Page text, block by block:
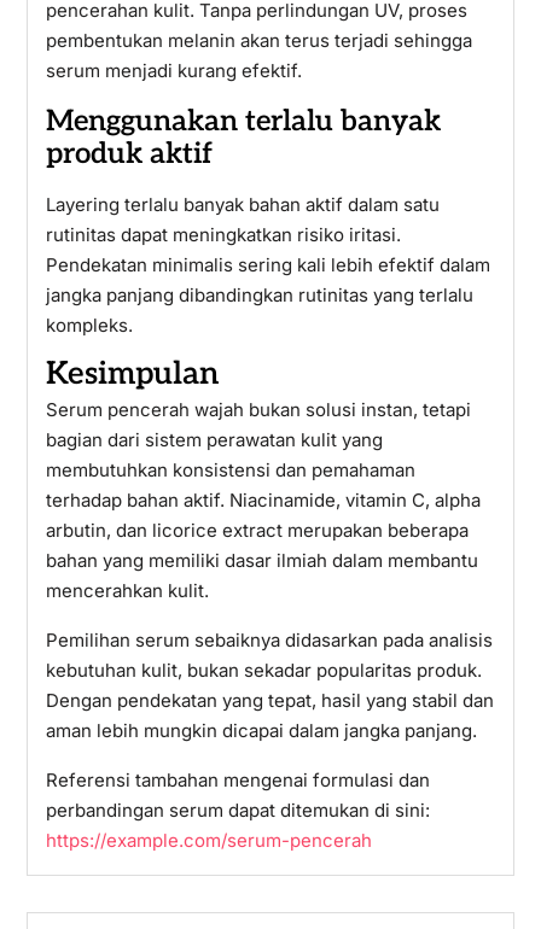
pencerahan kulit. Tanpa perlindungan UV, proses
pembentukan melanin akan terus terjadi sehingga
serum menjadi kurang efektif.
Menggunakan terlalu banyak
produk aktif
Layering terlalu banyak bahan aktif dalam satu
rutinitas dapat meningkatkan risiko iritasi.
Pendekatan minimalis sering kali lebih efektif dalam
jangka panjang dibandingkan rutinitas yang terlalu
kompleks.
Kesimpulan
Serum pencerah wajah bukan solusi instan, tetapi
bagian dari sistem perawatan kulit yang
membutuhkan konsistensi dan pemahaman
terhadap bahan aktif. Niacinamide, vitamin C, alpha
arbutin, dan licorice extract merupakan beberapa
bahan yang memiliki dasar ilmiah dalam membantu
mencerahkan kulit.
Pemilihan serum sebaiknya didasarkan pada analisis
kebutuhan kulit, bukan sekadar popularitas produk.
Dengan pendekatan yang tepat, hasil yang stabil dan
aman lebih mungkin dicapai dalam jangka panjang.
Referensi tambahan mengenai formulasi dan
perbandingan serum dapat ditemukan di sini:
https://example.com/serum-pencerah